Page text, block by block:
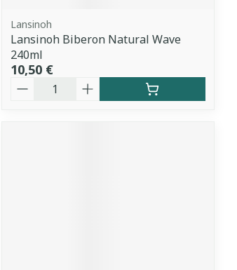
Lansinoh
Lansinoh Biberon Natural Wave
240ml
10,50 €
Quantité